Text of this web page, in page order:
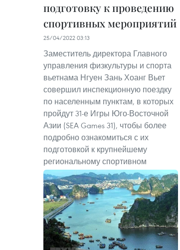
подготовку к проведению
спортивных мероприятий
25/04/2022 03:13
Заместитель директора Главного
управления физкультуры и спорта
вьетнама Нгуен Зань Хоанг Вьет
совершил инспекционную поездку
по населенным пунктам, в которых
пройдут 31-е Игры Юго-Восточной
Азии (SEA Games 31), чтобы более
подробно ознакомиться с их
подготовкой к крупнейшему
региональному спортивном